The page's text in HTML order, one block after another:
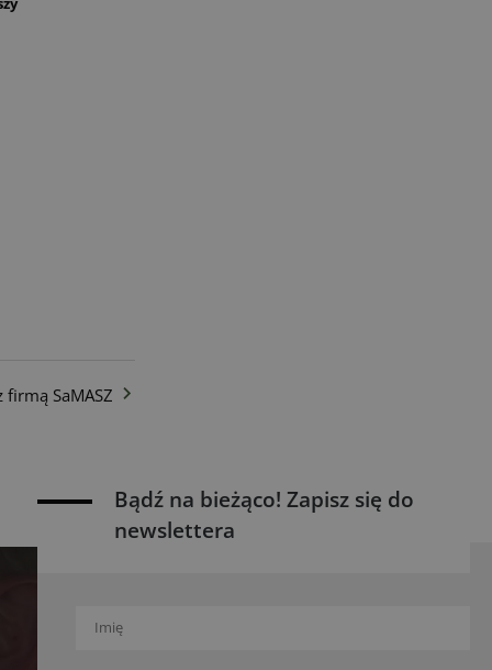
firmą SaMASZ
Bądź na bieżąco! Zapisz się do
newslettera